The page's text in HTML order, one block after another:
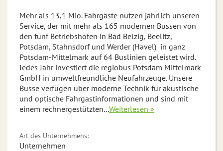
Mehr als 13,1 Mio. Fahrgäste nutzen jährlich unseren
Service, der mit mehr als 165 modernen Bussen von
den fünf Betriebshöfen in Bad Belzig, Beelitz,
Potsdam, Stahnsdorf und Werder (Havel) in ganz
Potsdam-Mittelmark auf 64 Buslinien geleistet wird.
Jedes Jahr investiert die regiobus Potsdam Mittelmark
GmbH in umweltfreundliche Neufahrzeuge. Unsere
Busse verfügen über moderne Technik für akustische
und optische Fahrgastinformationen und sind mit
einem rechnergestützten...Weiterlesen »
Art des Unternehmens:
Unternehmen